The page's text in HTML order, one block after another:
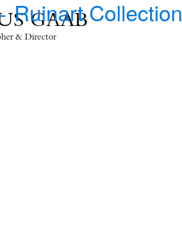
GAAB
& Director
Ruinart Collection